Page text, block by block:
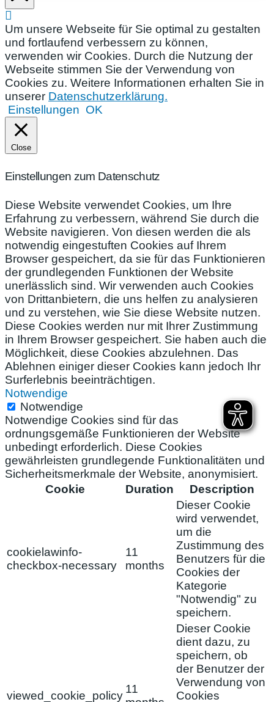
Um unsere Webseite für Sie optimal zu gestalten
und fortlaufend verbessern zu können,
verwenden wir Cookies. Durch die Nutzung der
Webseite stimmen Sie der Verwendung von
Cookies zu. Weitere Informationen erhalten Sie in
unserer Datenschutzerklärung.
Einstellungen OK
Close
Einstellungen zum Datenschutz
Diese Website verwendet Cookies, um Ihre
Erfahrung zu verbessern, während Sie durch die
Website navigieren. Von diesen werden die als
notwendig eingestuften Cookies auf Ihrem
Browser gespeichert, da sie für das Funktionieren
der grundlegenden Funktionen der Website
unerlässlich sind. Wir verwenden auch Cookies
von Drittanbietern, die uns helfen zu analysieren
und zu verstehen, wie Sie diese Website nutzen.
Diese Cookies werden nur mit Ihrer Zustimmung
in Ihrem Browser gespeichert. Sie haben auch die
Möglichkeit, diese Cookies abzulehnen. Das
Ablehnen einiger dieser Cookies kann jedoch Ihr
Surferlebnis beeinträchtigen.
Notwendige
Notwendige
Notwendige Cookies sind für das
ordnungsgemäße Funktionieren der Website
unbedingt erforderlich. Diese Cookies
gewährleisten grundlegende Funktionalitäten und
Sicherheitsmerkmale der Website, anonymisiert.
Cookie
Duration Description
cookielawinfo-
checkbox-necessary
11
months
Dieser Cookie
wird verwendet,
um die
Zustimmung des
Benutzers für die
Cookies der
Kategorie
"Notwendig" zu
speichern.
viewed_cookie_policy
11
Dieser Cookie
dient dazu, zu
speichern, ob
der Benutzer der
Verwendung von
Cookies